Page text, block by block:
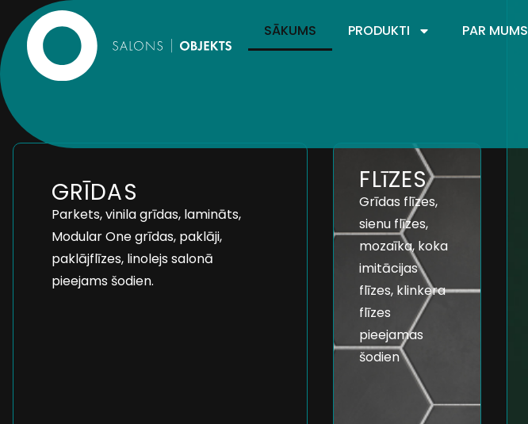
SĀKUMS PRODUKTI PAR MUMS
GRĪDAS
Parkets, vinila grīdas, lamināts,
Modular One grīdas, paklāji,
paklājflīzes, linolejs salonā
pieejams šodien.
FLīZES
Grīdas flīzes,
sienu flīzes,
mozaīka, koka
imitācijas
flīzes, klinkera
flīzes
pieejamas
šodien